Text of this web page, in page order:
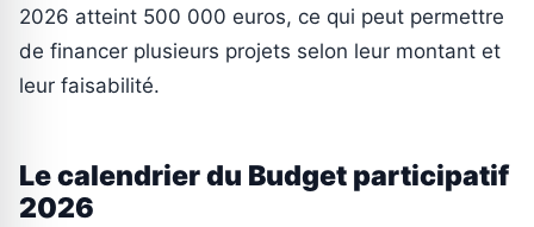
2026 atteint 500 000 euros, ce qui peut permettre
de financer plusieurs projets selon leur montant et
leur faisabilité.
Le calendrier du Budget participatif
2026